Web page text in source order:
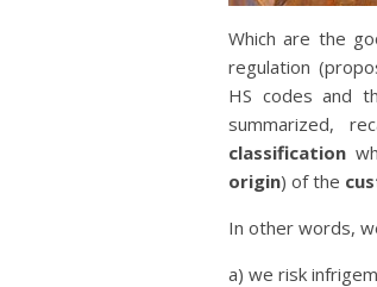
Which are the
regulation
HS codes and
summarized,
classification
origin) of the
In other words,
a) we risk